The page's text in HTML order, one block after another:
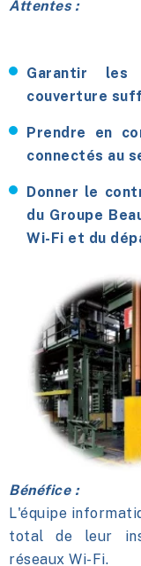
Attentes :
Garantir les
couverture
Prendre en
connectés au
Donner le
du Groupe
Wi-Fi et du
Bénéfice :
L'équipe
total de leur
réseaux Wi-Fi.